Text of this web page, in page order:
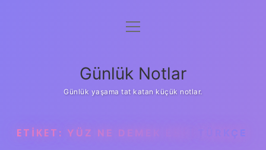
Anasayfa
Yasal Uyarı
menüyü
Günlük Notlar
Günlük yaşama tat katan küçük notlar.
ETIKET: YÜZ NE DEMEK ESKI TÜRKÇE